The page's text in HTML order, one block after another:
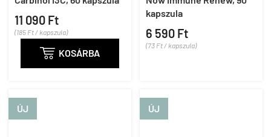
11 090 Ft
(185 Ft / kapszula)
 KOSÁRBA
kapszula
6 590 Ft
(73 Ft / kapszula)
ÚJ ÚJ